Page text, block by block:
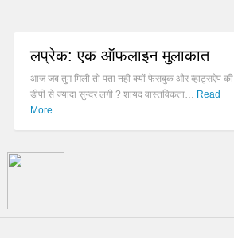
लप्रेक: एक ऑफलाइन मुलाकात
आज जब तुम मिली तो पता नही क्यों फेसबुक और व्हाट्सऐप की
डीपी से ज्यादा सुन्दर लगी ? शायद वास्तविकता… Read
More